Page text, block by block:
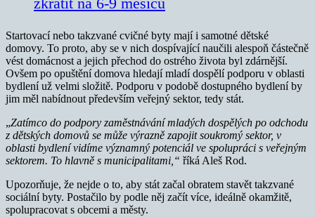
Startovací nebo takzvané cvičné byty mají i samotné dětské
domovy. To proto, aby se v nich dospívající naučili alespoň částečně
vést domácnost a jejich přechod do ostrého života byl zdárnější.
Ovšem po opuštění domova hledají mladí dospělí podporu v oblasti
bydlení už velmi složitě. Podporu v podobě dostupného bydlení by
jim měl nabídnout především veřejný sektor, tedy stát.
„Zatímco do podpory zaměstnávání mladých dospělých po odchodu
z dětských domovů se může výrazně zapojit soukromý sektor, v
oblasti bydlení vidíme významný potenciál ve spolupráci s veřejným
sektorem. To hlavně s municipalitami,“ říká Aleš Rod.
Upozorňuje, že nejde o to, aby stát začal obratem stavět takzvané
sociální byty. Postačilo by podle něj začít více, ideálně okamžitě,
spolupracovat s obcemi a městy.